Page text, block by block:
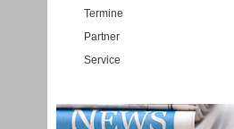
Termine
Partner
Service